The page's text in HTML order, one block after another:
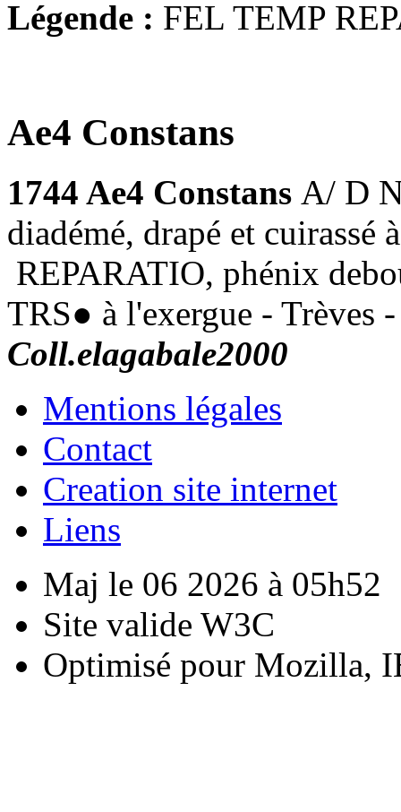
Légende : FEL TEMP
Ae4 Constans
1744 Ae4 Constans A/ D
diadémé, drapé et
REPARATIO, phénix
TRS● à l'exergue - Trèves
Coll.elagabale2000
Mentions légales
Contact
Creation site internet
Liens
Maj le 06 2026 à 05h52
Site valide W3C
Optimisé pour Mozilla,